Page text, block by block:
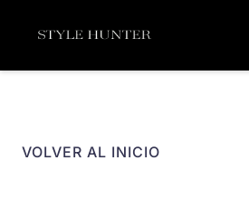
VOLVER AL INICIO